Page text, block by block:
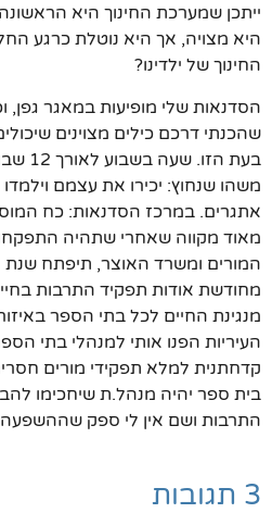
ייתכן שמערכת החינוך היא
היא מצויה, אך היא נוטלת כרגע
החינוך של ילדינו?
הסדנאות שלי מופיעות במאגר גפן,
שהכנתי דרכם כילים מצוינים
בעת
משהו שנחוץ: יכירו את עצמם
אתגרים. במרכז הסדנאות: כח
מאוד מקווה שאחרי שתהיה
המורים ומשרד האוצר, תיפתח שנת
מחודשת אודות תפקיד התרבות
מנגינת החיים לכל בתי הספר
העיריות הפנו אותי למנהלי בתי
קדחתנית למלא תפקידי מורים
בית ספר יהיה מנהל.ת שיחכימו
התרבות ושם אין לי ספק שההשפעה
3 תגובות